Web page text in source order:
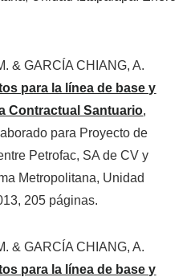
& GARCÍA CHIANG, A.
para la línea de base y
Contractual Santuario,
para Proyecto de
Petrofac, SA de CV y
Metropolitana, Unidad
205 páginas.
& GARCÍA CHIANG, A.
para la línea de base y